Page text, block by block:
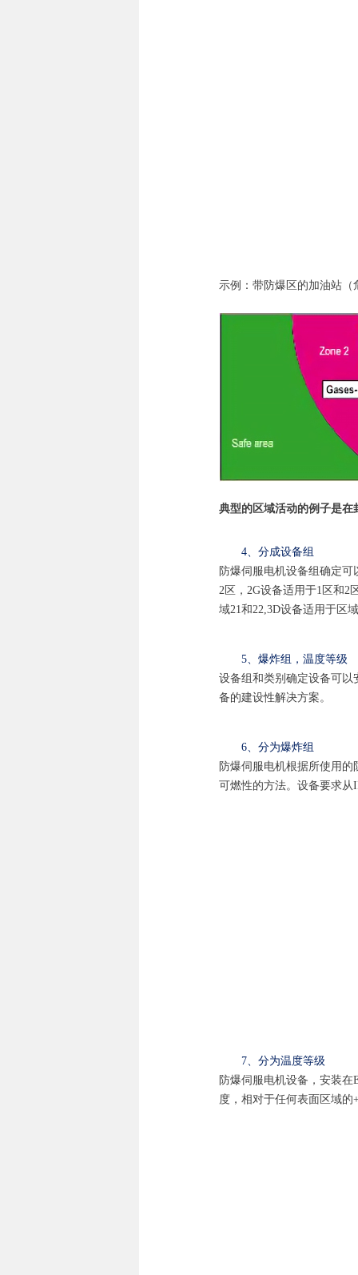
示例：带防爆区的加油站（
典型的区域活动的例子是
4、分成设备组
防爆伺服电机设备组确定
2区，2G设备适用于1区和2
域21和22,3D设备适用于区
5、爆炸组，温度等级
设备组和类别确定设备可
备的建设性解决方案。
6、分为爆炸组
防爆伺服电机根据所使用
可燃性的方法。设备要求
7、分为温度等级
防爆伺服电机设备，安装
度，相对于任何表面区域的